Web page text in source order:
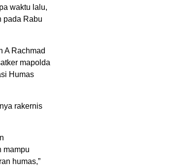
waktu lalu,
pada Rabu
A Rachmad
mapolda
Humas
rakernis
mampu
humas,”